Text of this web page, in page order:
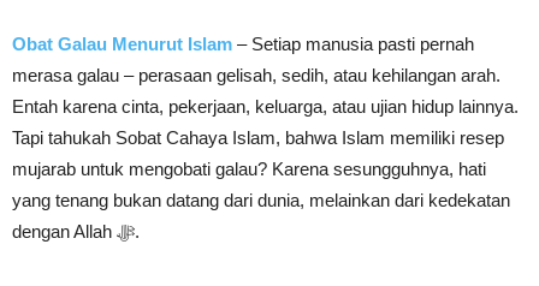
Obat Galau Menurut Islam – Setiap manusia pasti pernah
merasa galau – perasaan gelisah, sedih, atau kehilangan arah.
Entah karena cinta, pekerjaan, keluarga, atau ujian hidup lainnya.
Tapi tahukah Sobat Cahaya Islam, bahwa Islam memiliki resep
mujarab untuk mengobati galau? Karena sesungguhnya, hati
yang tenang bukan datang dari dunia, melainkan dari kedekatan
dengan Allah ﷻ.